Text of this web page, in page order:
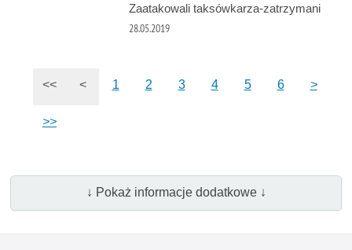
Zaatakowali taksówkarza-zatrzymani
28.05.2019
<< < 1 2 3 4 5 6 >
>>
↓ Pokaż informacje dodatkowe ↓